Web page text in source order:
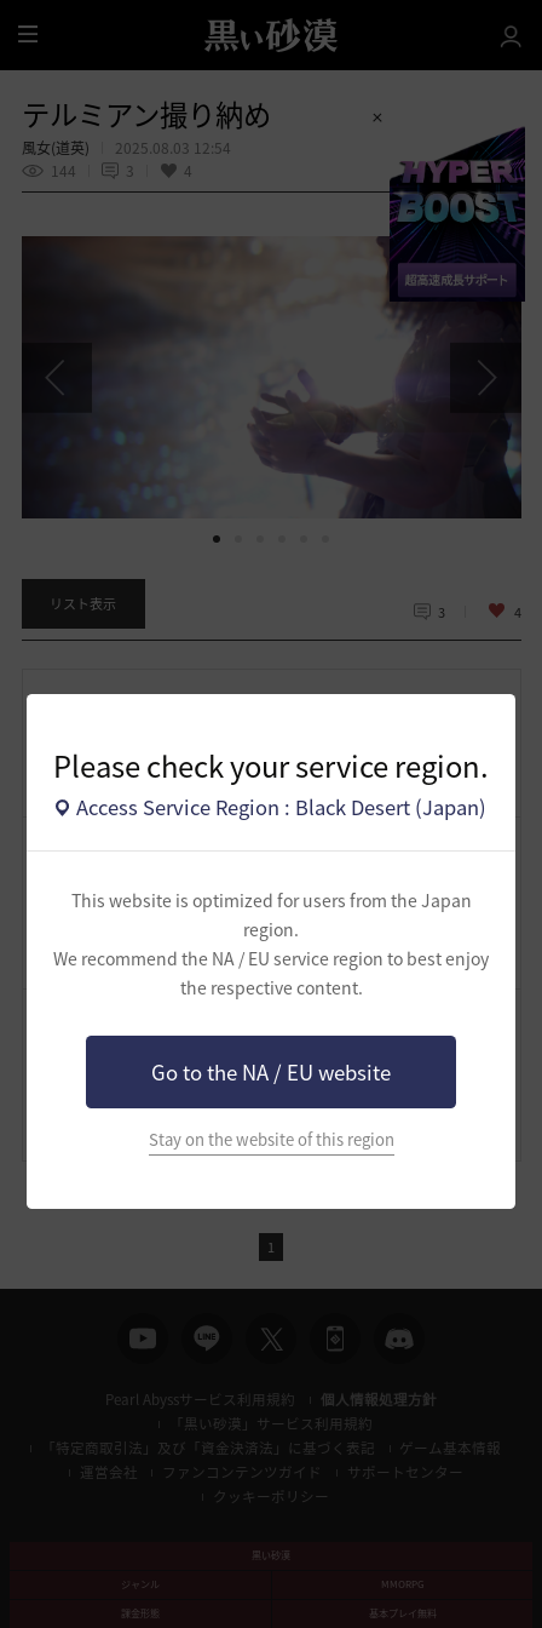
Please check your service region.
Access Service Region : Black Desert (Japan)
This website is optimized for users from the Japan
region.
We recommend the NA / EU service region to best enjoy
the respective content.
Go to the NA / EU website
Stay on the website of this region
全
体
テルミアン撮り納め
風女(道英)
2025.08.03 12:54
144
3 4
共有する
リスト表示 3 4
2025.08.03 23:22
風女
本当にすみませんね。テルミアン終ったら自粛しますのでm(__)m今回
だけお許し下さいm(__)m
2025.08.03 18:24
撮り始めちゃうと止まらないですよね～( *´艸｀)
たくさん楽しんじゃいましょうヾ(≧▽≦)ﾉ
1
Pearl Abyssサービス利用規約
個人情報処理方針
「黒い砂漠」サービス利用規約
「特定商取引法」及び「資金決済法」に基づく表記
ゲーム基本情報
運営会社
ファンコンテンツガイド
サポートセンター
クッキーポリシー
黒い砂漠
ジャンル
MMORPG
課金形態
基本プレイ無料